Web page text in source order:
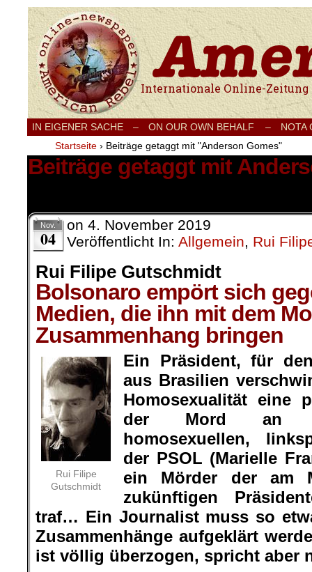
Internationale Onlinezeitung für Frieden,
IN EIGENER SACHE – ON OUR OWN BEHALF –
NOTA
Startseite › Beiträge getaggt mit "Anderson Gomes"
Beiträge getaggt mit
Nov.
04
on 4. November 2019
Veröffentlicht In: Allgemein, Rui
Rui Filipe Gutschmidt
Bolsonaro empört sich
Medien, die ihn mit dem
Zusammenhang bringen
Rui Filipe
Gutschmidt
Ein Präsident, für
aus Brasilien
Homosexualität eine
der Mord an
homosexuellen,
der PSOL (Marielle
ein Mörder der am
zukünftigen
traf… Ein Journalist muss so
Zusammenhänge aufgeklärt
ist völlig überzogen, spricht aber